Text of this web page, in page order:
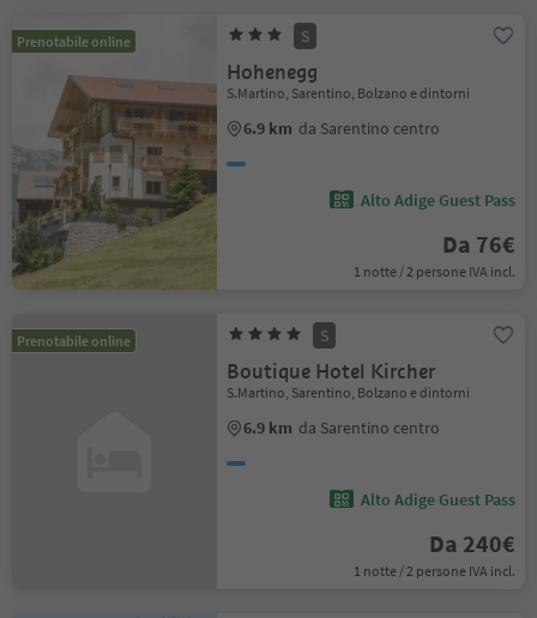
Prenotabile online S
Hohenegg
S.Martino, Sarentino, Bolzano e dintorni
6.9 km da Sarentino centro
Alto Adige Guest Pass
Da 76€
1 notte / 2 persone IVA incl.
Prenotabile online S
Boutique Hotel Kircher
S.Martino, Sarentino, Bolzano e dintorni
6.9 km da Sarentino centro
Alto Adige Guest Pass
Da 240€
1 notte / 2 persone IVA incl.